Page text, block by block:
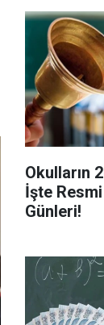
Okulların
İşte
Günleri!